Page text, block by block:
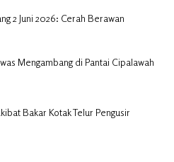
2 Juni 2026: Cerah Berawan
Mengambang di Pantai Cipalawah
Bakar Kotak Telur Pengusir